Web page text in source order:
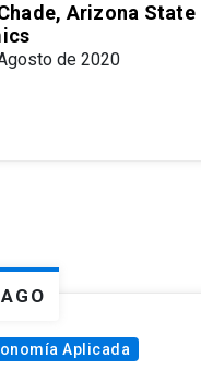
Arizona
de 2020
AGO
Aplicada